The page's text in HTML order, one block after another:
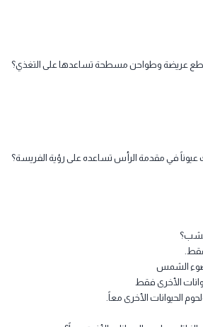
مادة العلوم منتصف الفصل الاول المستوى
عريضة وطواحن مسطحة تساعدها على التغذي؟
عيوناً في مقدمة الرأس تساعده على رؤية الفريسة؟